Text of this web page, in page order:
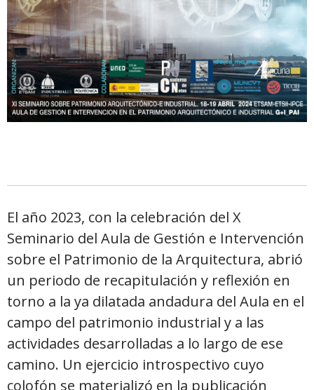
El año 2023, con la celebración del X
Seminario del Aula de Gestión e Intervención
sobre el Patrimonio de la Arquitectura, abrió
un periodo de recapitulación y reflexión en
torno a la ya dilatada andadura del Aula en el
campo del patrimonio industrial y a las
actividades desarrolladas a lo largo de ese
camino. Un ejercicio introspectivo cuyo
colofón se materializó en la publicación